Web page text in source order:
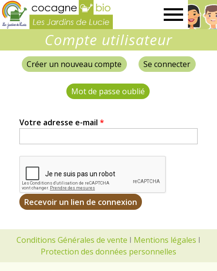
Jardins
de
Lucie
Compte utilisateur
OngletsCréer un nouveau compte Se connecter
Mot de passe oublié (onglet actif)
Votre adresse e-mail *
Conditions Générales de vente I Mentions légales I
Protection des données personnelles